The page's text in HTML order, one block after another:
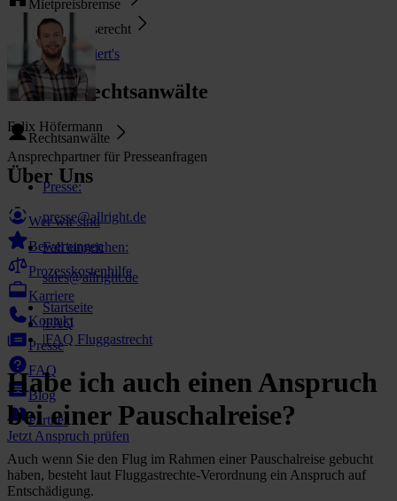
Mietpreisbremse
Pauschalreiserecht
So funktioniert's
Unsere Rechtsanwälte
Rechtsanwälte
Über Uns
Wer wir sind
Bewertungen
Prozesskostenhilfe
Karriere
Kontakt
Presse
FAQ
Blog
Partner
Jetzt Anspruch prüfen
Felix Höfermann
Ansprechpartner für Presseanfragen
Presse:
presse@allright.de
Fall einreichen:
sales@allright.de
Startseite
|FAQ
|FAQ Fluggastrecht
Habe ich auch einen Anspruch
bei einer Pauschalreise?
Auch wenn Sie den Flug im Rahmen einer Pauschalreise gebucht
haben, besteht laut Fluggastrechte-Verordnung ein Anspruch auf
Entschädigung.